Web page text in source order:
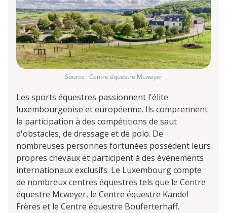
Source : Centre équestre Mcweyer
Les sports équestres passionnent l'élite
luxembourgeoise et européenne. Ils comprennent
la participation à des compétitions de saut
d'obstacles, de dressage et de polo. De
nombreuses personnes fortunées possèdent leurs
propres chevaux et participent à des événements
internationaux exclusifs. Le Luxembourg compte
de nombreux centres équestres tels que le Centre
équestre Mcweyer, le Centre équestre Kandel
Frères et le Centre équestre Bouferterhaff.